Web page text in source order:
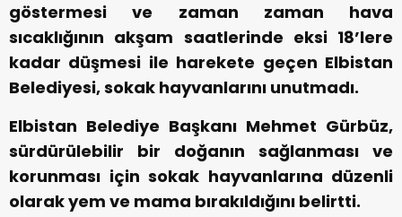
göstermesi ve zaman zaman hava
sıcaklığının akşam saatlerinde eksi 18’lere
kadar düşmesi ile harekete geçen Elbistan
Belediyesi, sokak hayvanlarını unutmadı.
Elbistan Belediye Başkanı Mehmet Gürbüz,
sürdürülebilir bir doğanın sağlanması ve
korunması için sokak hayvanlarına düzenli
olarak yem ve mama bırakıldığını belirtti.